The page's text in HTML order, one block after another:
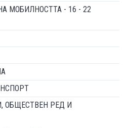
МОБИЛНОСТТА - 16 - 22
ОБЩЕСТВЕН РЕД И